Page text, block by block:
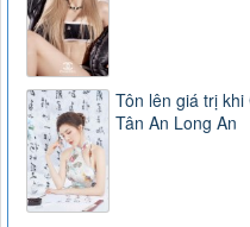
Tôn lên giá trị
Tân An Long An